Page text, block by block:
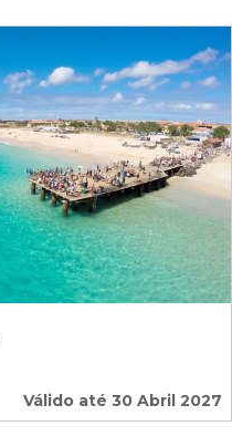
Válido até 30 Abril 2027